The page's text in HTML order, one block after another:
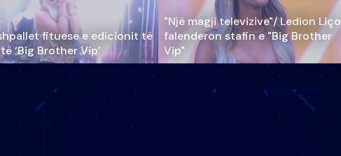
fituese e edicionit të
‘Big Brother Vip’
"Një magji televizive"/ Ledion Liço
falenderon stafin e "Big Brother
Vip"